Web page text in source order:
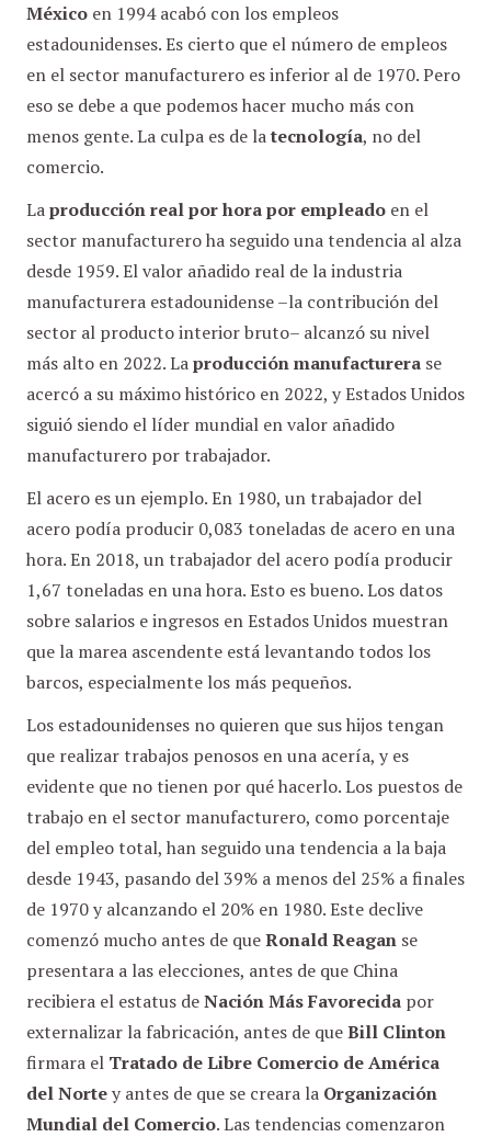
México en 1994 acabó con los empleos
estadounidenses. Es cierto que el número de empleos
en el sector manufacturero es inferior al de 1970. Pero
eso se debe a que podemos hacer mucho más con
menos gente. La culpa es de latecnología, no del
comercio.
Laproducción real por hora por empleado en el
sector manufacturero ha seguido una tendencia al alza
desde 1959. El valor añadido real de la industria
manufacturera estadounidense –la contribución del
sector al producto interior bruto– alcanzó su nivel
más alto en 2022. Laproducción manufacturera se
acercó a su máximo histórico en 2022, y Estados Unidos
siguió siendo el líder mundial en valor añadido
manufacturero por trabajador.
El acero es un ejemplo. En 1980, un trabajador del
acero podía producir 0,083 toneladas de acero en una
hora. En 2018, un trabajador del acero podía producir
1,67 toneladas en una hora. Esto es bueno. Los datos
sobre salarios e ingresos en Estados Unidos muestran
que la marea ascendente está levantando todos los
barcos, especialmente los más pequeños.
Los estadounidenses no quieren que sus hijos tengan
que realizar trabajos penosos en una acería, y es
evidente que no tienen por qué hacerlo. Los puestos de
trabajo en el sector manufacturero, como porcentaje
del empleo total, han seguido una tendencia a la baja
desde 1943, pasando del 39% a menos del 25% a finales
de 1970 y alcanzando el 20% en 1980. Este declive
comenzó mucho antes de queRonald Reagan se
presentara a las elecciones, antes de que China
recibiera el estatus deNación Más Favorecida por
externalizar la fabricación, antes de queBill Clinton
firmara el Tratado de Libre Comercio de América
del Nortey antes de que se creara la Organización
Mundial del Comercio. Las tendencias comenzaron